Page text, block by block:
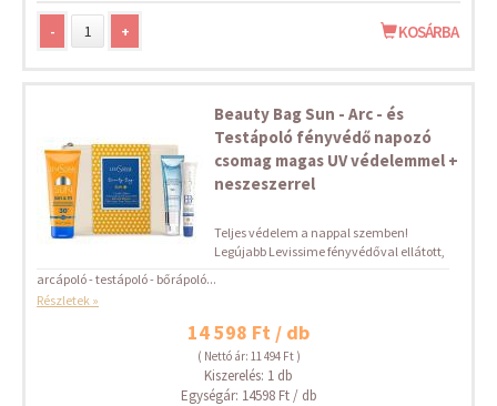
- + KOSÁRBA
Beauty Bag Sun - Arc - és
Testápoló fényvédő napozó
csomag magas UV védelemmel +
neszeszerrel
Teljes védelem a nappal szemben!
Legújabb Levissime fényvédőval ellátott,
arcápoló - testápoló - bőrápoló...
Részletek »
14 598 Ft / db
( Nettó ár: 11 494 Ft )
Kiszerelés: 1 db
Egységár: 14598 Ft / db